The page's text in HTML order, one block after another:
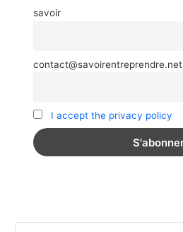
savoir
contact@savoirentreprendre.net
I accept the privacy policy